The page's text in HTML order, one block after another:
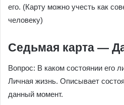
его. (Карту можно учесть как
человеку)
Седьмая карта —
Вопрос: В каком состоянии его
Личная жизнь. Описывает
данный момент.